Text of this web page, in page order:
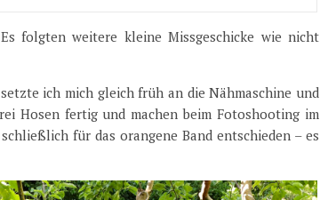
folgten weitere kleine Missgeschicke wie nicht
ich mich gleich früh an die Nähmaschine und
Hosen fertig und machen beim Fotoshooting im
für das orangene Band entschieden – es